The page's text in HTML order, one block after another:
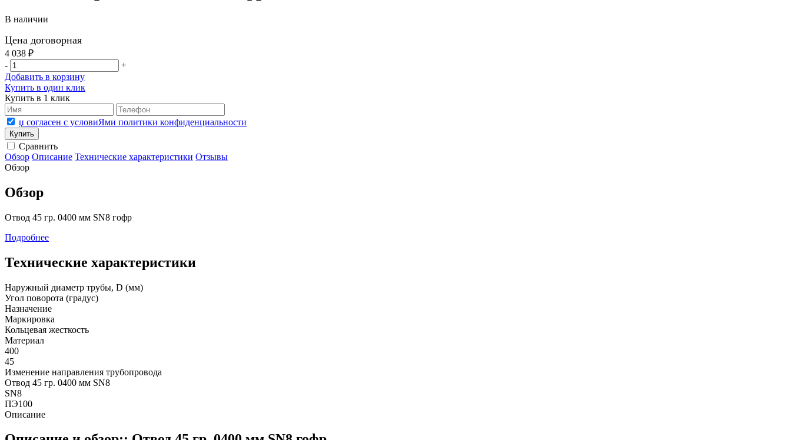
В наличии
Цена договорная
4 038 ₽
-
+
Добавить в корзину
Купить в один клик
Купить в 1 клик
џ согласен с условиЯми политики конфиденциальности
Сравнить
Обзор Описание Технические характеристики Отзывы
Обзор
Обзор
Отвод 45 гр. 0400 мм SN8 гофр
Подробнее
Технические характеристики
Наружный диаметр трубы, D (мм)
Угол поворота (градус)
Назначение
Маркировка
Кольцевая жесткость
Материал
400
45
Изменение направления трубопровода
Отвод 45 гр. 0400 мм SN8
SN8
ПЭ100
Описание